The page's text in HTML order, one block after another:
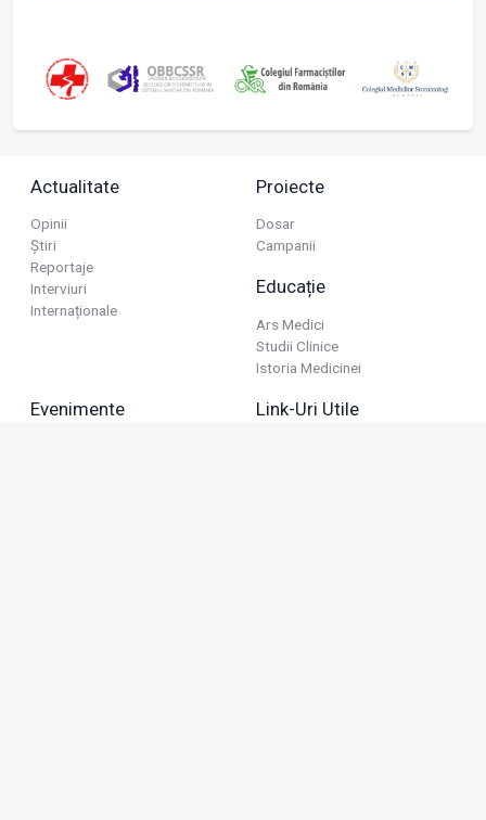
Actualitate
Opinii
Știri
Reportaje
Interviuri
Internaționale
Proiecte
Dosar
Campanii
Educație
Ars Medici
Studii Clinice
Istoria Medicinei
Evenimente Link-Uri Utile